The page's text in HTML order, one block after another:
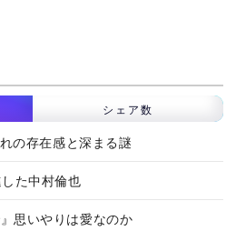
シェア数
の存在感と深まる謎
た中村倫也
思いやりは愛なのか